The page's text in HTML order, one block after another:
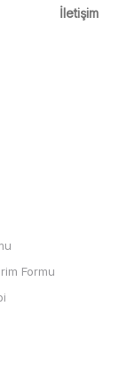
İletişim
Formu